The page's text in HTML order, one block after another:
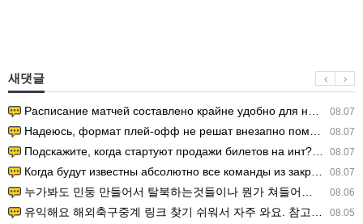
새댓글
08.07
Расписание матчей составлено крайне удобно для нашего часово…
08.07
Надеюсь, формат плей-офф не решат внезапно поменять. https:/…
08.07
Подскажите, когда стартуют продажи билетов на инт? https://g…
08.07
Когда будут известны абсолютно все команды из закрытых квали…
08.06
누가봐도 민둥 만들어서 탈북하는것들이나 뭔가 쳐들어오는 낌새를 미리 알아차리기 위함이지 저걸 전쟁준비라고 하…
08.05
유익해요 해외축구중계 링크 찾기 쉬워서 자주 와요. 참고로 무료스포츠중계 정보 확인할 때 출처 꼭 체크해요.…